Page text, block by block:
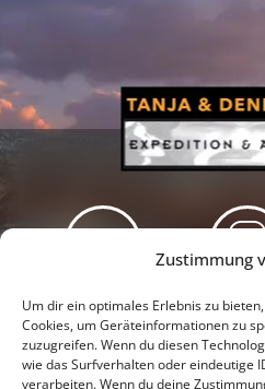
Zustimmung
Um dir ein optimales Erlebnis zu
Cookies, um Geräteinformationen zu
zuzugreifen. Wenn du diesen
wie das Surfverhalten oder eindeutige
verarbeiten. Wenn du deine
Newsletter